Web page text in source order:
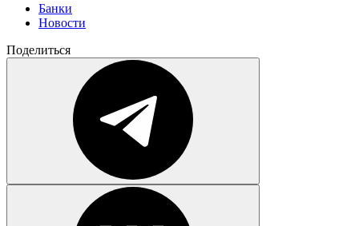
Банки
Новости
Поделиться